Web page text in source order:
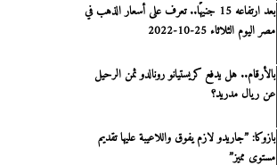
بعد ارتفاعه 15 جنيهًا.. تعرف على أسعار الذهب في
مصر اليوم الثلاثاء 25-10-2022
بالأرقام.. هل يدفع كريستيانو رونالدو ثمن الرحيل
عن ريال مدريد؟
بازوكا: ”جاريدو لازم يفوق واللاعيبة عليها تقديم
مستوى مميز”